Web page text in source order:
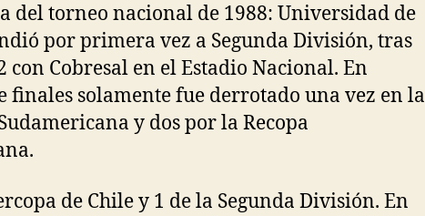
del torneo nacional de 1988: Universidad de
por primera vez a Segunda División, tras
con Cobresal en el Estadio Nacional. En
finales solamente fue derrotado una vez en la
y dos por la Recopa
de Chile y 1 de la Segunda División. En